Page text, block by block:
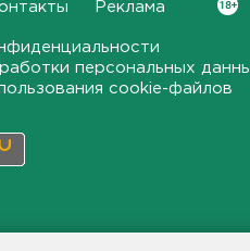
Реклама
персональных
cookie-файлов